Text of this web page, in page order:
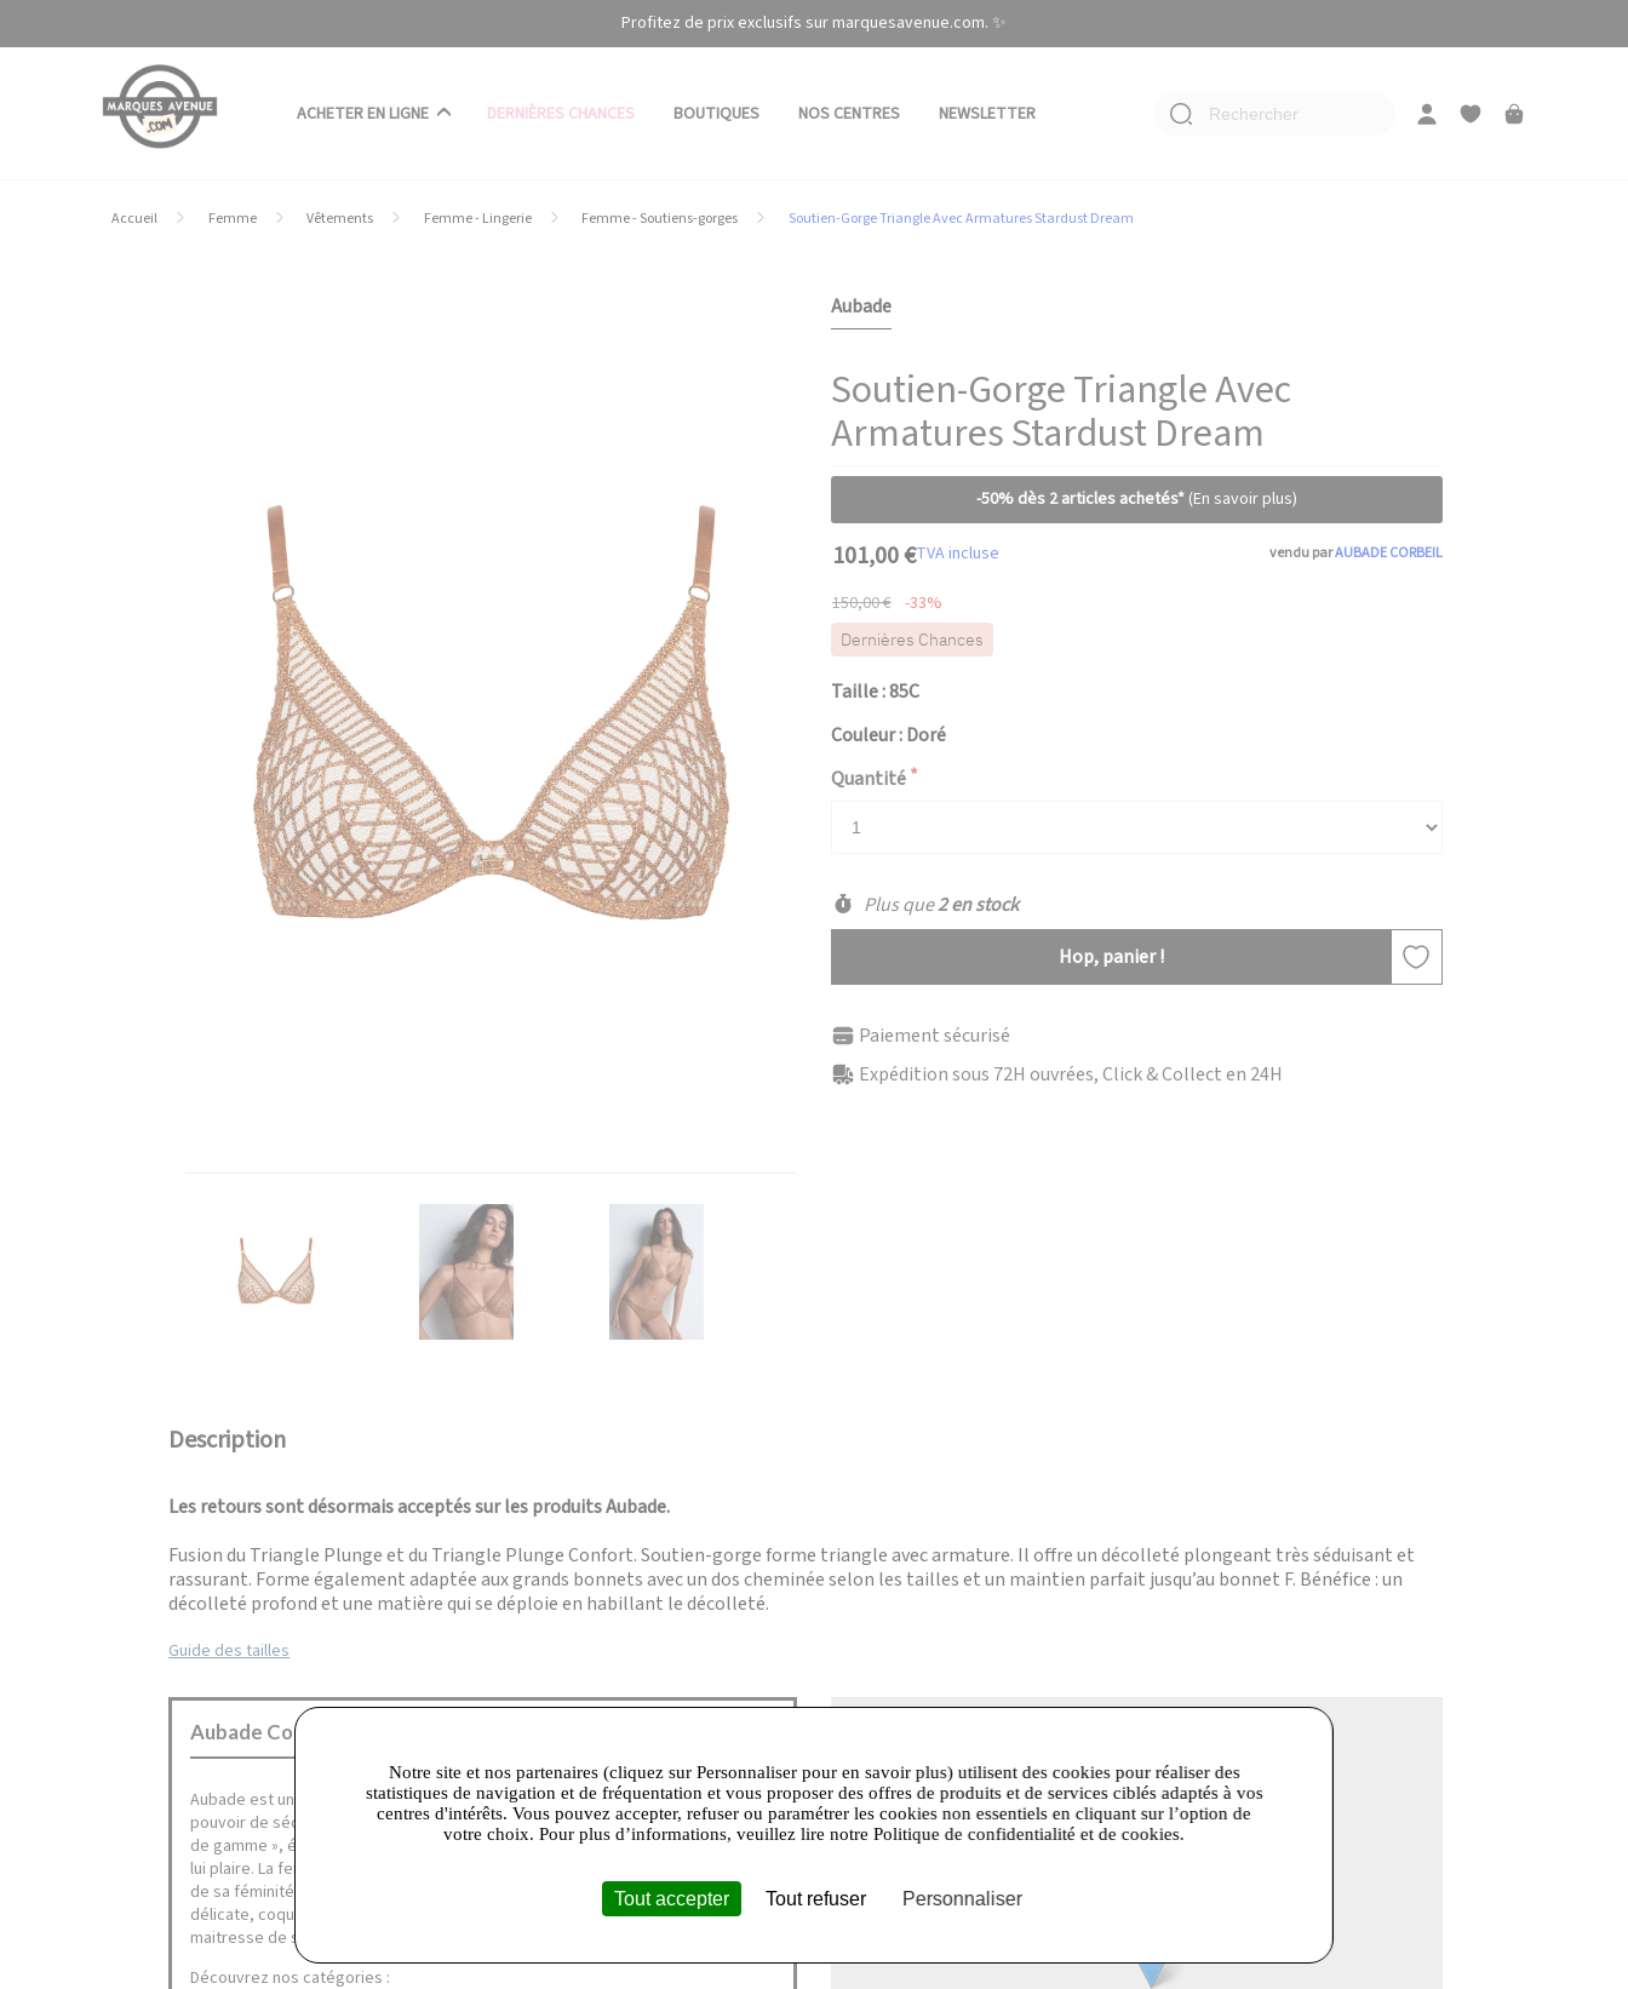
Profitez de prix exclusifs sur marquesavenue.com. ✨
ACHETER EN LIGNE DERNIÈRES CHANCES BOUTIQUES NOS CENTRES NEWSLETTER Rechercher
Accueil Femme Vêtements Femme - Lingerie Femme - Soutiens-gorges Soutien-Gorge Triangle Avec Armatures Stardust Dream
Aubade
Soutien-Gorge Triangle Avec
Armatures Stardust Dream
-50% dès 2 articles achetés* (En savoir plus)
vendu parAUBADE CORBEIL
101,00 €TVA incluse
150,00 € -33%
Dernières Chances
Taille : 85C
Couleur : Doré
Quantité
Plus que2 en stock
Hop, panier !
Paiement sécurisé
Expédition sous 72H ouvrées, Click & Collect en 24H
Description
Les retours sont désormais acceptés sur les produits Aubade.
Fusion du Triangle Plunge et du Triangle Plunge Confort. Soutien-gorge forme triangle avec armature. Il offre un décolleté plongeant très séduisant et
rassurant. Forme également adaptée aux grands bonnets avec un dos cheminée selon les tailles et un maintien parfait jusqu’au bonnet F. Bénéfice : un
décolleté profond et une matière qui se déploie en habillant le décolleté.
Guide des tailles
Aubade Corbeil :
Aubade est une marque de lingerie haut de gamme, hymne à la féminité et à son
pouvoir de séduction. Porter une parure Aubade c’est porter une lingerie « haut
de gamme », élégante et raffinée mettant le corps en valeur afin se plaire et de
lui plaire. La femme Aubade assume son corps, revendique sa sensualité et joue
de sa féminité au naturelle. Elle est tour à tour romantique, provocante,
délicate, coquine, douce, discrète, audacieuse, élégante et complice. Elle est
maitresse de sa maîtresse de sa séduction, veut en jouer et la partager.
Découvrez nos catégories :
−
Notre site et nos partenaires (cliquez sur Personnaliser pour en savoir plus) utilisent des cookies pour réaliser des
statistiques de navigation et de fréquentation et vous proposer des offres de produits et de services ciblés adaptés à vos
centres d'intérêts. Vous pouvez accepter, refuser ou paramétrer les cookies non essentiels en cliquant sur l’option de
votre choix. Pour plus d’informations, veuillez lire notre Politique de confidentialité et de cookies.
Tout accepter Tout refuser Personnaliser